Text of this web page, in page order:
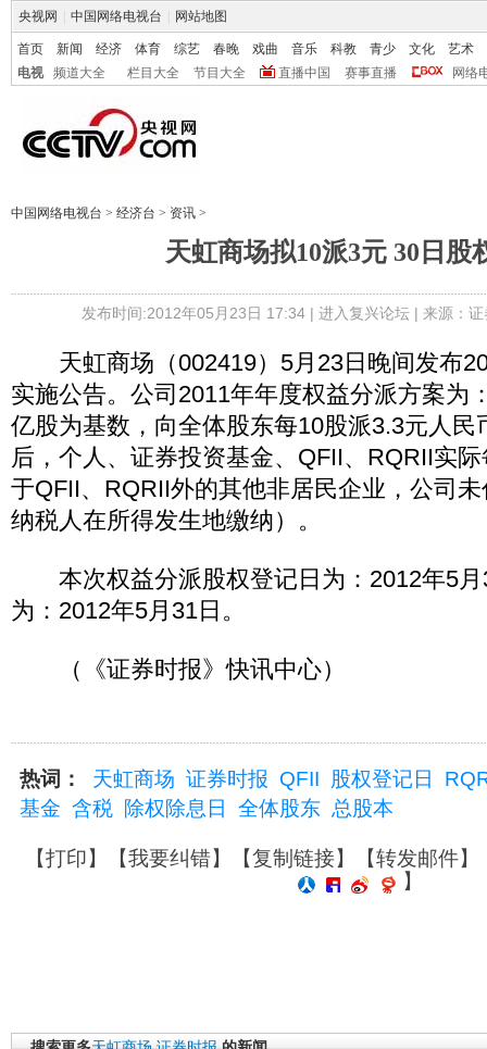
央视网 中国网络电视台 网站地图
首页 新闻 经济 体育 综艺 春晚 戏曲 音乐 科教 青少 文化
艺术
电视
频道大全 栏目大全 节目大全 直播中国 赛事直播 网络
中国网络电视台 > 经济台 > 资讯 >
天虹商场拟10派3元 30日股
发布时间:2012年05月23日 17:34 | 进入复兴论坛| 来源：
天虹商场（002419）5月23日晚间发布
实施公告。公司2011年年度权益分派方案为
亿股为基数，向全体股东每10股派3.3元人民
后，个人、证券投资基金、QFII、RQRII实
于QFII、RQRII外的其他非居民企业，公司
纳税人在所得发生地缴纳）。
本次权益分派股权登记日为：2012年5月
为：2012年5月31日。
（《证券时报》快讯中心）
热词： 天虹商场 证券时报 QFII 股权登记日
基金 含税 除权除息日 全体股东 总股本
【打印】【我要纠错】【复制链接】【转发邮件】
】